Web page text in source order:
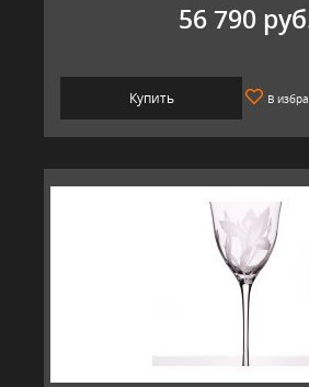
56 790
Купить В